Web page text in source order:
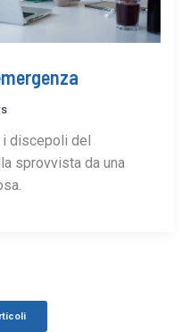
i discepoli del
sprovvista da una